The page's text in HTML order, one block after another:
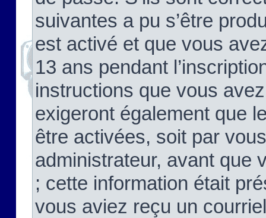
suivantes a pu s’être
est activé et que vous
13 ans pendant
instructions que vous
exigeront également que
être activées, soit par
administrateur, avant que
; cette information était
vous aviez reçu un